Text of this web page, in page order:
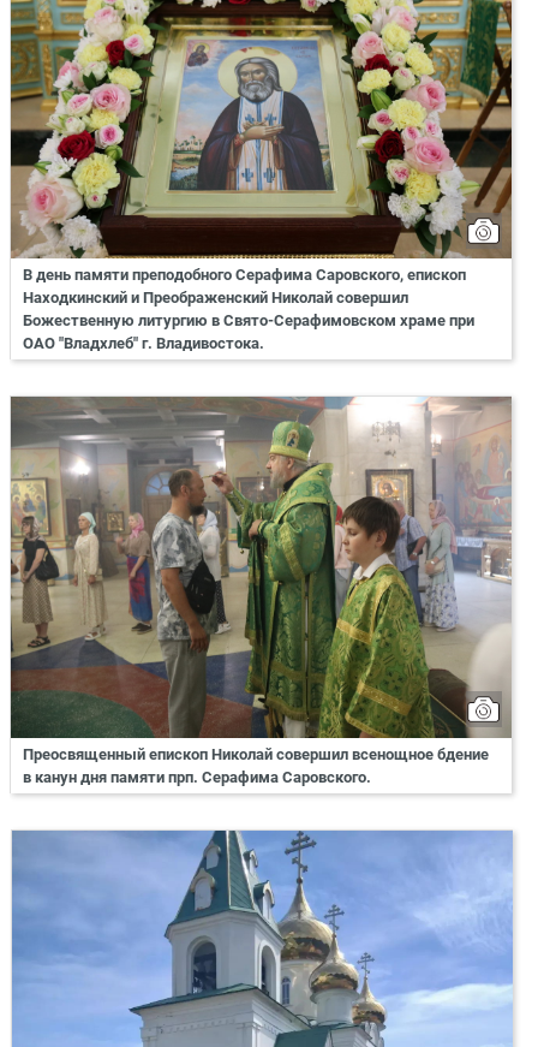
В день памяти преподобного Серафима Саровского, епископ
Находкинский и Преображенский Николай совершил
Божественную литургию в Свято-Серафимовском храме при
ОАО "Владхлеб" г. Владивостока.
Преосвященный епископ Николай совершил всенощное бдение
в канун дня памяти прп. Серафима Саровского.